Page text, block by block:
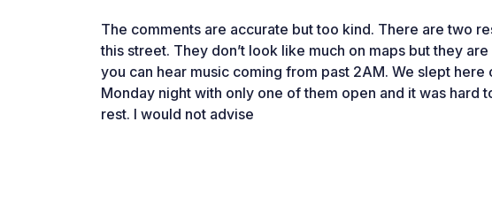
The comments are accurate but too kind. There are two
this street. They don’t look like much on maps but they
you can hear music coming from past 2AM. We slept here
Monday night with only one of them open and it was hard
rest. I would not advise